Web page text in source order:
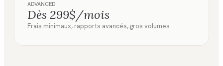
ADVANCED
Dès 299$/mois
Frais minimaux, rapports avancés, gros volumes